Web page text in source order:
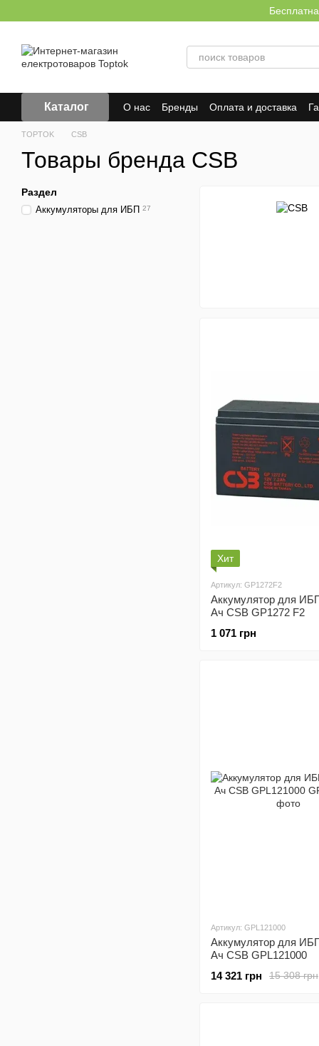
Каталог О нас Бренды Оплата и доставка
Отзывы о магазине
TOPTOK CSB
Товары бренда CSB
Хит
Артикул: GP1272F2
Аккумулятор для
Ач CSB GP1272 F2
1 071 грн
Артикул: GPL121000
Аккумулятор для
Ач CSB GPL121000
15 308 грн
14 321 грн
Раздел
Аккумуляторы для ИБП 27